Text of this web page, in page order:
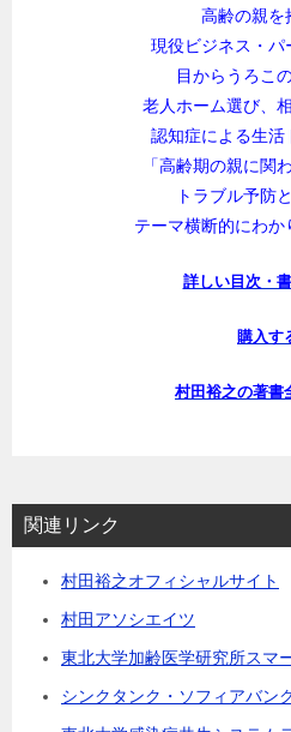
高齢の親を
現役ビジネス・パ
目からうろこ
老人ホーム選び、
認知症による生活
「高齢期の親に関
トラブル予防
テーマ横断的にわか
詳しい目次・
購入す
村田裕之の著書
関連リンク
村田裕之オフィシャルサイト
村田アソシエイツ
東北大学加齢医学研究所スマ
シンクタンク・ソフィアバン